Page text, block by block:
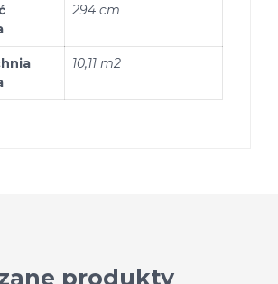
294 cm
10,11 m2
produkty